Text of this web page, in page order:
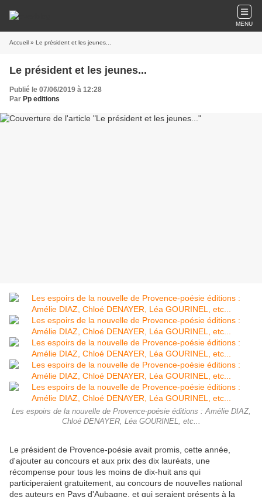
MENU
Accueil » Le président et les jeunes...
Le président et les jeunes...
Publié le 07/06/2019 à 12:28
Par Pp editions
Les espoirs de la nouvelle de Provence-poésie éditions : Amélie DIAZ,
Chloé DENAYER, Léa GOURINEL, etc...
Le président de Provence-poésie avait promis, cette année,
d'ajouter au concours et aux prix des dix lauréats, une
récompense pour tous les moins de dix-huit ans qui
participeraient gratuitement, au concours de nouvelles national
des auteurs en Pays d'Aubagne, et qui seraient présents à la